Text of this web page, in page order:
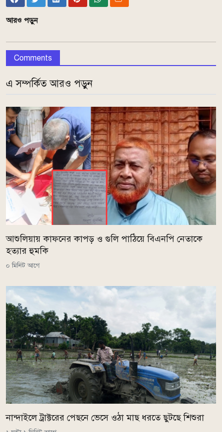
আরও পড়ুন
Comments
এ সম্পর্কিত আরও পড়ুন
আশুলিয়ায় কাফনের কাপড় ও গুলি পাঠিয়ে বিএনপি নেতাকে
হত্যার হুমকি
০ মিনিট আগে
নান্দাইলে ট্রাক্টরের পেছনে ভেসে ওঠা মাছ ধরতে ছুটছে শিশুরা